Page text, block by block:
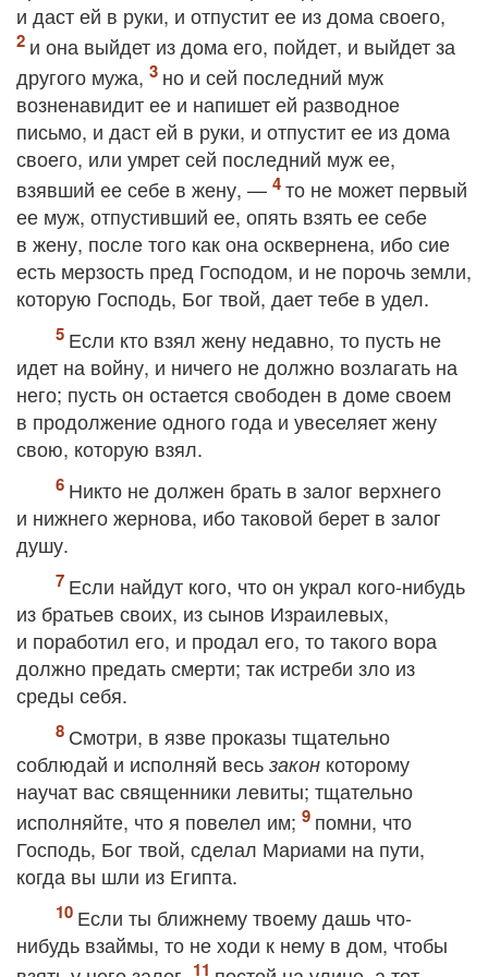
и даст ей в руки, и отпустит ее из дома своего,
и она выйдет из дома его, пойдет, и выйдет за
другого мужа,
но и сей последний муж
возненавидит ее и напишет ей разводное
письмо, и даст ей в руки, и отпустит ее из дома
своего, или умрет сей последний муж ее,
взявший ее себе в жену, —
то не может первый
ее муж, отпустивший ее, опять взять ее себе
в жену, после того как она осквернена, ибо сие
есть мерзость пред Господом, и не порочь земли,
которую Господь, Бог твой, дает тебе в удел.
Если кто взял жену недавно, то пусть не
идет на войну, и ничего не должно возлагать на
него; пусть он остается свободен в доме своем
в продолжение одного года и увеселяет жену
свою, которую взял.
Никто не должен брать в залог верхнего
и нижнего жернова, ибо таковой берет в залог
душу.
Если найдут кого, что он украл кого‐нибудь
из братьев своих, из сынов Израилевых,
и поработил его, и продал его, то такого вора
должно предать смерти; так истреби зло из
среды себя.
Смотри, в язве проказы тщательно
соблюдай и исполняй весь закон которому
научат вас священники левиты; тщательно
исполняйте, что я повелел им;
помни, что
Господь, Бог твой, сделал Мариами на пути,
когда вы шли из Египта.
Если ты ближнему твоему дашь что‐
нибудь взаймы, то не ходи к нему в дом, чтобы